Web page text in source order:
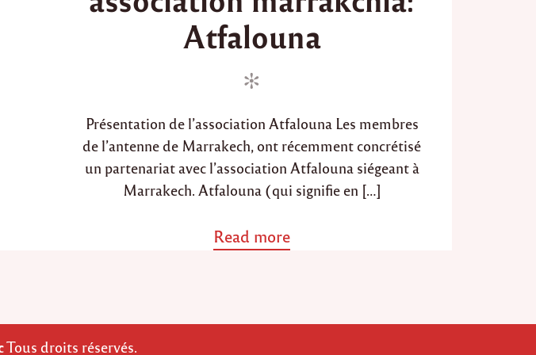
d
d
o
n
Atfalouna
Présentation de l’association Atfalouna Les membres
de l’antenne de Marrakech, ont récemment concrétisé
un partenariat avec l’association Atfalouna siégeant à
Marrakech. Atfalouna (qui signifie en […]
Read morea
b
P
Tous droits réservés.